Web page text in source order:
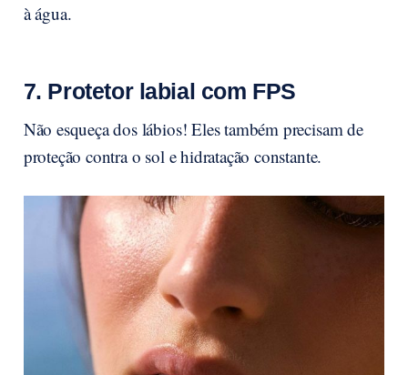
à água.
7. Protetor labial com FPS
Não esqueça dos lábios! Eles também precisam de
proteção contra o sol e hidratação constante.